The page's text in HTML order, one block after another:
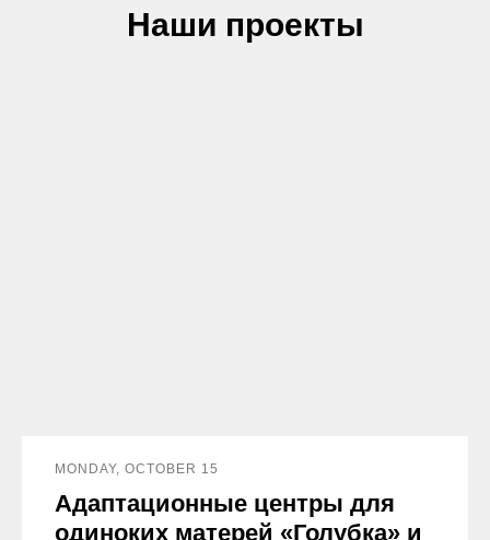
Наши проекты
MONDAY, OCTOBER 15
Адаптационные центры для
одиноких матерей «Голубка» и